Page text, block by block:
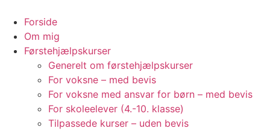
indhold
Forside
Om mig
Førstehjælpskurser
Generelt om førstehjælpskurser
For voksne – med bevis
For voksne med ansvar for børn – med bevis
For skoleelever (4.-10. klasse)
Tilpassede kurser – uden bevis